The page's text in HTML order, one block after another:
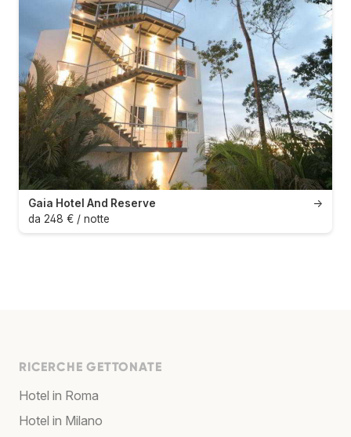
→
Gaia Hotel And Reserve
da 248 € / notte
RICERCHE GETTONATE
Hotel in Roma
Hotel in Milano